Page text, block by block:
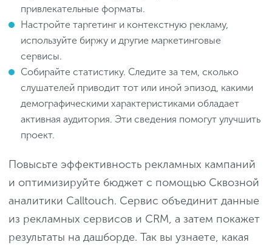
привлекательные форматы.
Настройте таргетинг и контекстную рекламу,
используйте биржу и другие маркетинговые
сервисы.
Собирайте статистику. Следите за тем, сколько
слушателей приводит тот или иной эпизод, какими
демографическими характеристиками обладает
активная аудитория. Эти сведения помогут улучшить
проект.
Повысьте эффективность рекламных кампаний
и оптимизируйте бюджет с помощью Сквозной
аналитики Calltouch. Сервис объединит данные
из рекламных сервисов и CRM, а затем покажет
результаты на дашборде. Так вы узнаете, какая